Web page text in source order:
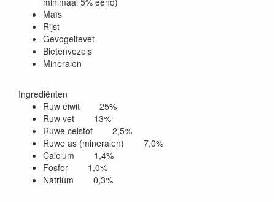
Maïs
Rijst
Gevogeltevet
Bietenvezels
Mineralen
Ingrediënten
Ruw eiwit 25%
Ruw vet 13%
Ruwe celstof 2,5%
Ruwe as (mineralen) 7,0%
Calcium 1,4%
Fosfor 1,0%
Natrium 0,3%